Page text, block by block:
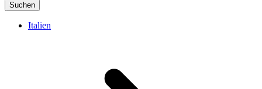
Suchen
Italien